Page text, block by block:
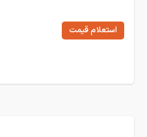
استعلام قیمت